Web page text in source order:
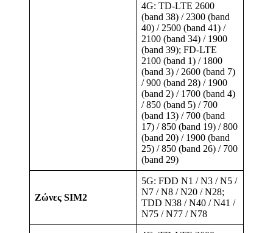
4G: TD-LTE 2600
(band 38) / 2300 (band
40) / 2500 (band 41) /
2100 (band 34) / 1900
(band 39); FD-LTE
2100 (band 1) / 1800
(band 3) / 2600 (band 7)
/ 900 (band 28) / 1900
(band 2) / 1700 (band 4)
/ 850 (band 5) / 700
(band 13) / 700 (band
17) / 850 (band 19) / 800
(band 20) / 1900 (band
25) / 850 (band 26) / 700
(band 29)
Ζώνες SIM2
5G: FDD N1 / N3 / N5 /
N7 / N8 / N20 / N28;
TDD N38 / N40 / N41 /
N75 / N77 / N78